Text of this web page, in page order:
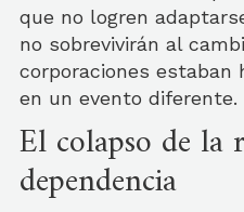
que no logren
no sobrevivirán al
corporaciones estaban
en un evento diferente.
El colapso de la
dependencia